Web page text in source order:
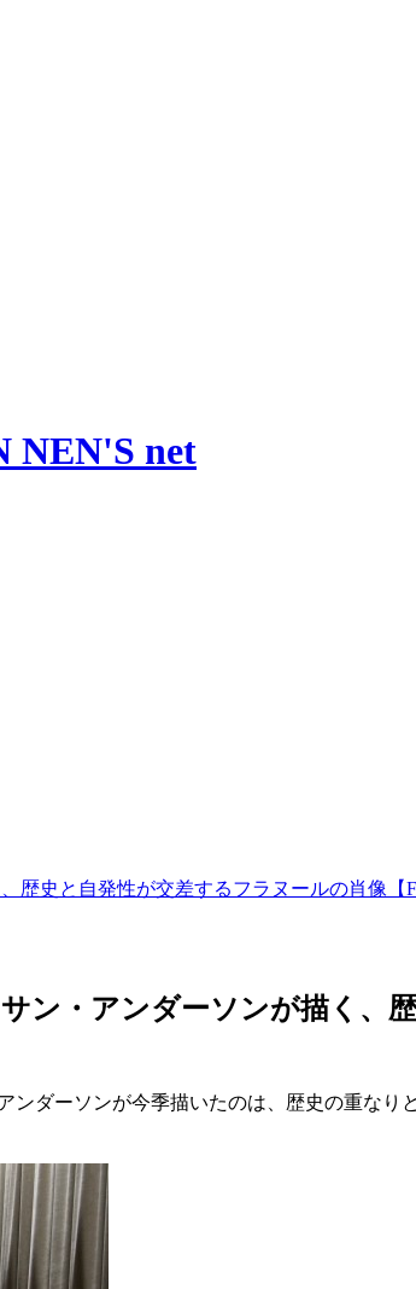
NEN'S net
史と自発性が交差するフラヌールの肖像【
ン・アンダーソンが描く、
ダーソンが今季描いたのは、歴史の重な